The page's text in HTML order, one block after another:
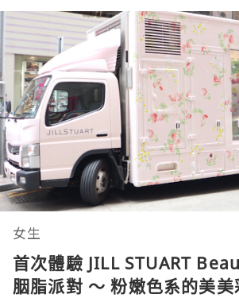
女生
首次體驗 JILL STUART
胭脂派對 ～ 粉嫩色系的美美